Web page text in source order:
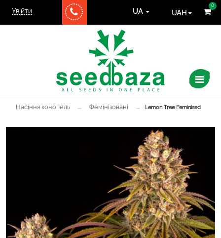
Увійти
0
UA UAH
Насіння конопель → Фемінізовані → Lemon Tree Feminised